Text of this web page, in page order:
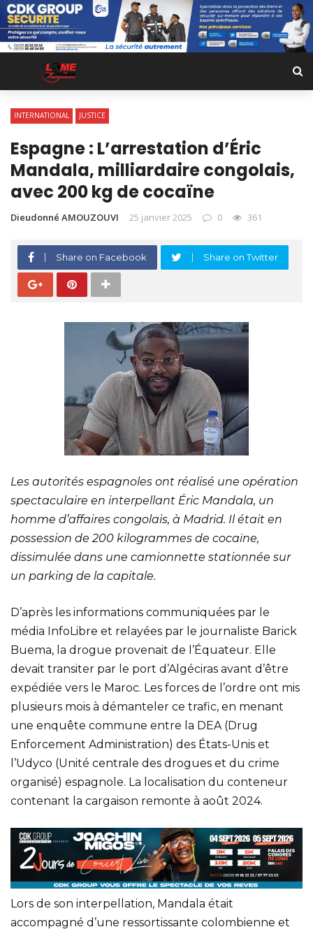
INTERNATIONAL JUSTICE
Espagne : L’arrestation d’Éric
Mandala, milliardaire congolais,
avec 200 kg de cocaïne
Dieudonné AMOUZOUVI 25 janvier 2025 0 361
Share on Facebook Share on Twitter
Les autorités espagnoles ont réalisé une opération
spectaculaire en interpellant Éric Mandala, un
homme d’affaires congolais, à Madrid. Il était en
possession de 200 kilogrammes de cocaïne,
dissimulée dans une camionnette stationnée sur
un parking de la capitale.
D’après les informations communiquées par le
média InfoLibre et relayées par le journaliste Barick
Buema, la drogue provenait de l’Équateur. Elle
devait transiter par le port d’Algéciras avant d’être
expédiée vers le Maroc. Les forces de l’ordre ont mis
plusieurs mois à démanteler ce trafic, en menant
une enquête commune entre la DEA (Drug
Enforcement Administration) des États-Unis et
l’Udyco (Unité centrale des drogues et du crime
organisé) espagnole. La localisation du conteneur
contenant la cargaison remonte à août 2024.
Lors de son interpellation, Mandala était
accompagné d’une ressortissante colombienne et